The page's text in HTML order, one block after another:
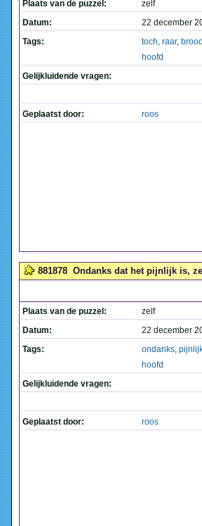
Plaats van de puzzel:
zelf
Datum:
22 december
Tags:
toch, raar,
hoofd
Gelijkluidende vragen:
Geplaatst door: roos
881878 Ondanks dat het pijnlijk is,
Plaats van de puzzel:
zelf
Datum:
22 december
Tags:
ondanks,
hoofd
Gelijkluidende vragen:
Geplaatst door: roos